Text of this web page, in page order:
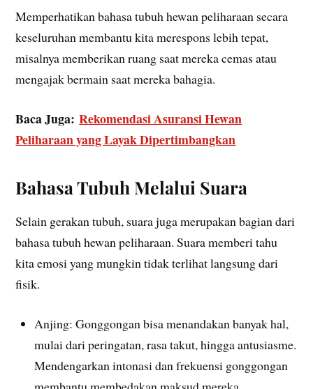
Memperhatikan bahasa tubuh hewan peliharaan secara
keseluruhan membantu kita merespons lebih tepat,
misalnya memberikan ruang saat mereka cemas atau
mengajak bermain saat mereka bahagia.
Baca Juga:Rekomendasi Asuransi Hewan
Peliharaan yang Layak Dipertimbangkan
Bahasa Tubuh Melalui Suara
Selain gerakan tubuh, suara juga merupakan bagian dari
bahasa tubuh hewan peliharaan. Suara memberi tahu
kita emosi yang mungkin tidak terlihat langsung dari
fisik.
Anjing: Gonggongan bisa menandakan banyak hal,
mulai dari peringatan, rasa takut, hingga antusiasme.
Mendengarkan intonasi dan frekuensi gonggongan